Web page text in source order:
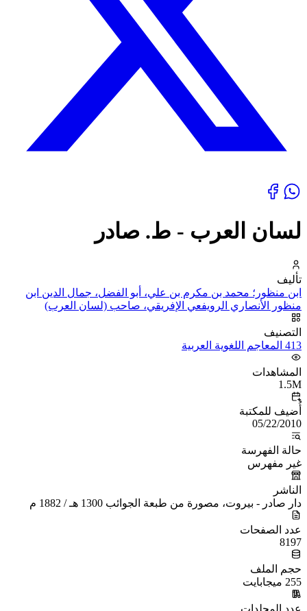
لسان العرب - ط. صادر
تأليف
ابن منظور؛ محمد بن مكرم بن علي، أبو الفضل، جمال الدين ابن
منظور الأنصاري الرويفعي الإفريقي، صاحب (لسان العرب)
التصنيف
413 المعاجم اللغوية العربية
المشاهدات
1.5M
أُضيف للمكتبة
05/22/2010
حالة الفهرسة
غير مفهرس
الناشر
دار صادر - بيروت، مصورة من طبعة الجوائب 1300 هـ / 1882 م
عدد الصفحات
8197
حجم الملف
255 ميجابايت
عدد المجلدات